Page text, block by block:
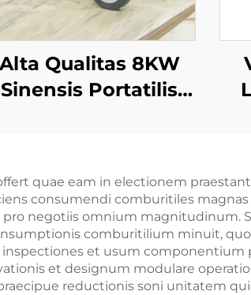
Alta Qualitas 8KW
Sinensis Portatilis
Exitu Structura
Motoris ad
Venditionem
quae eam in electionem
consumendi comburitiles
negotiis omnium magnitudinum.
comburitilium minuit,
inspectiones et usum
et designum modulare
reductionis soni unitatem